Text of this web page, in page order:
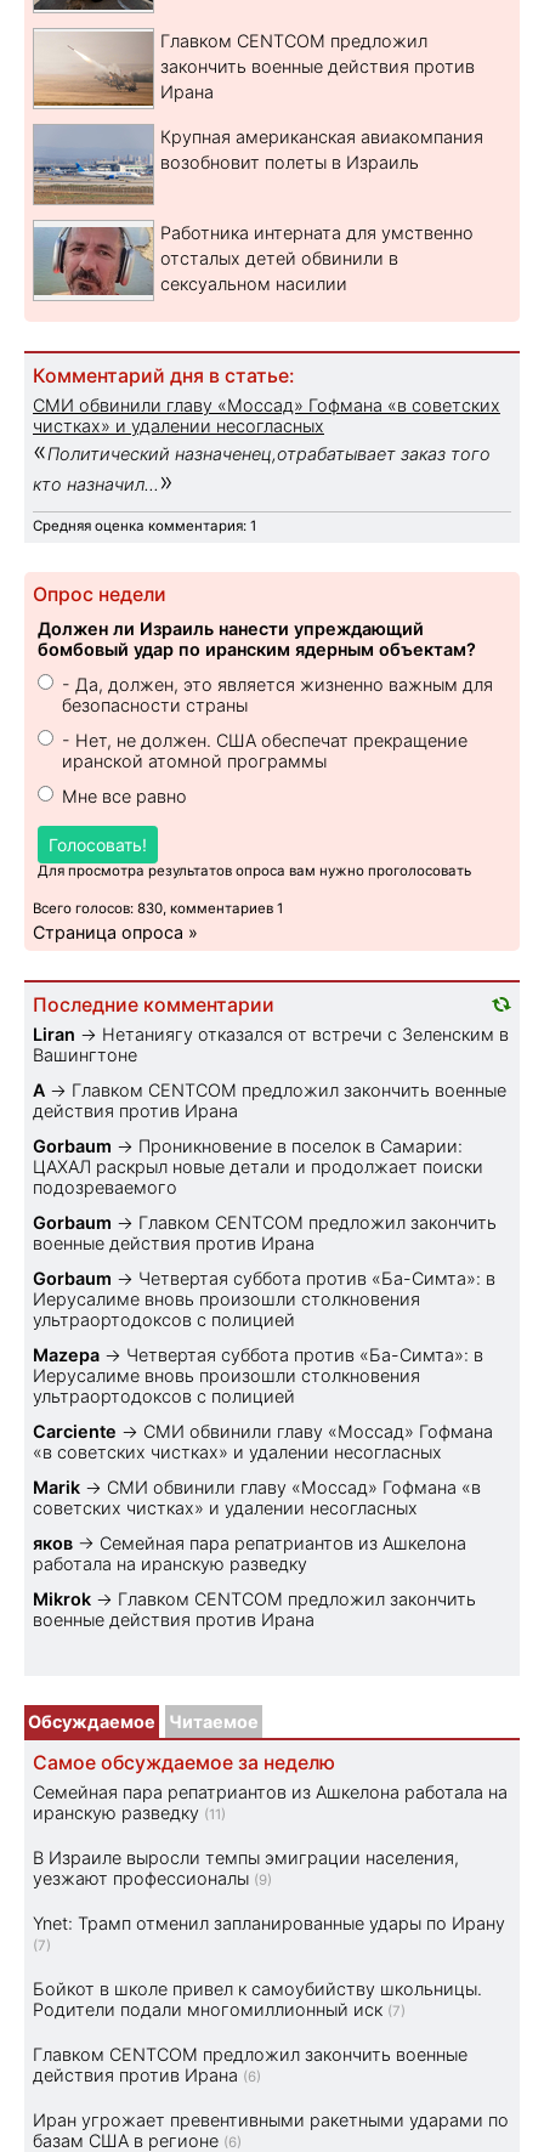
Главком CENTCOM предложил
закончить военные действия против
Ирана
Крупная американская авиакомпания
возобновит полеты в Израиль
Работника интерната для умственно
отсталых детей обвинили в
сексуальном насилии
Комментарий дня в статье:
СМИ обвинили главу «Моссад» Гофмана «в советских
чистках» и удалении несогласных
«Политический назначенец,отрабатывает заказ того
кто назначил... »
Средняя оценка комментария: 1
Опрос недели
Должен ли Израиль нанести упреждающий
бомбовый удар по иранским ядерным объектам?
- Да, должен, это является жизненно важным для
безопасности страны
- Нет, не должен. США обеспечат прекращение
иранской атомной программы
Мне все равно
Голосовать!
Для просмотра результатов опроса вам нужно проголосовать
Всего голосов: 830, комментариев 1
Страница опроса »
Последние комментарии
Liran → Нетаниягу отказался от встречи с Зеленским в
Вашингтоне
A → Главком CENTCOM предложил закончить военные
действия против Ирана
Gorbaum → Проникновение в поселок в Самарии:
ЦАХАЛ раскрыл новые детали и продолжает поиски
подозреваемого
Gorbaum → Главком CENTCOM предложил закончить
военные действия против Ирана
Gorbaum → Четвертая суббота против «Ба-Симта»: в
Иерусалиме вновь произошли столкновения
ультраортодоксов с полицией
Mazepa → Четвертая суббота против «Ба-Симта»: в
Иерусалиме вновь произошли столкновения
ультраортодоксов с полицией
Carciente → СМИ обвинили главу «Моссад» Гофмана
«в советских чистках» и удалении несогласных
Marik → СМИ обвинили главу «Моссад» Гофмана «в
советских чистках» и удалении несогласных
яков → Семейная пара репатриантов из Ашкелона
работала на иранскую разведку
Mikrok → Главком CENTCOM предложил закончить
военные действия против Ирана
Обсуждаемое Читаемое
Самое обсуждаемое за неделю
Семейная пара репатриантов из Ашкелона работала на
иранскую разведку (11)
В Израиле выросли темпы эмиграции населения,
уезжают профессионалы (9)
Ynet: Трамп отменил запланированные удары по Ирану
(7)
Бойкот в школе привел к самоубийству школьницы.
Родители подали многомиллионный иск (7)
Главком CENTCOM предложил закончить военные
действия против Ирана (6)
Иран угрожает превентивными ракетными ударами по
базам США в регионе (6)